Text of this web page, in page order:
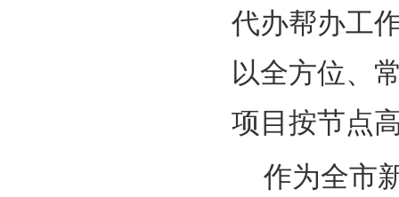
代办帮办工
以全方位、
项目按节点
作为全市